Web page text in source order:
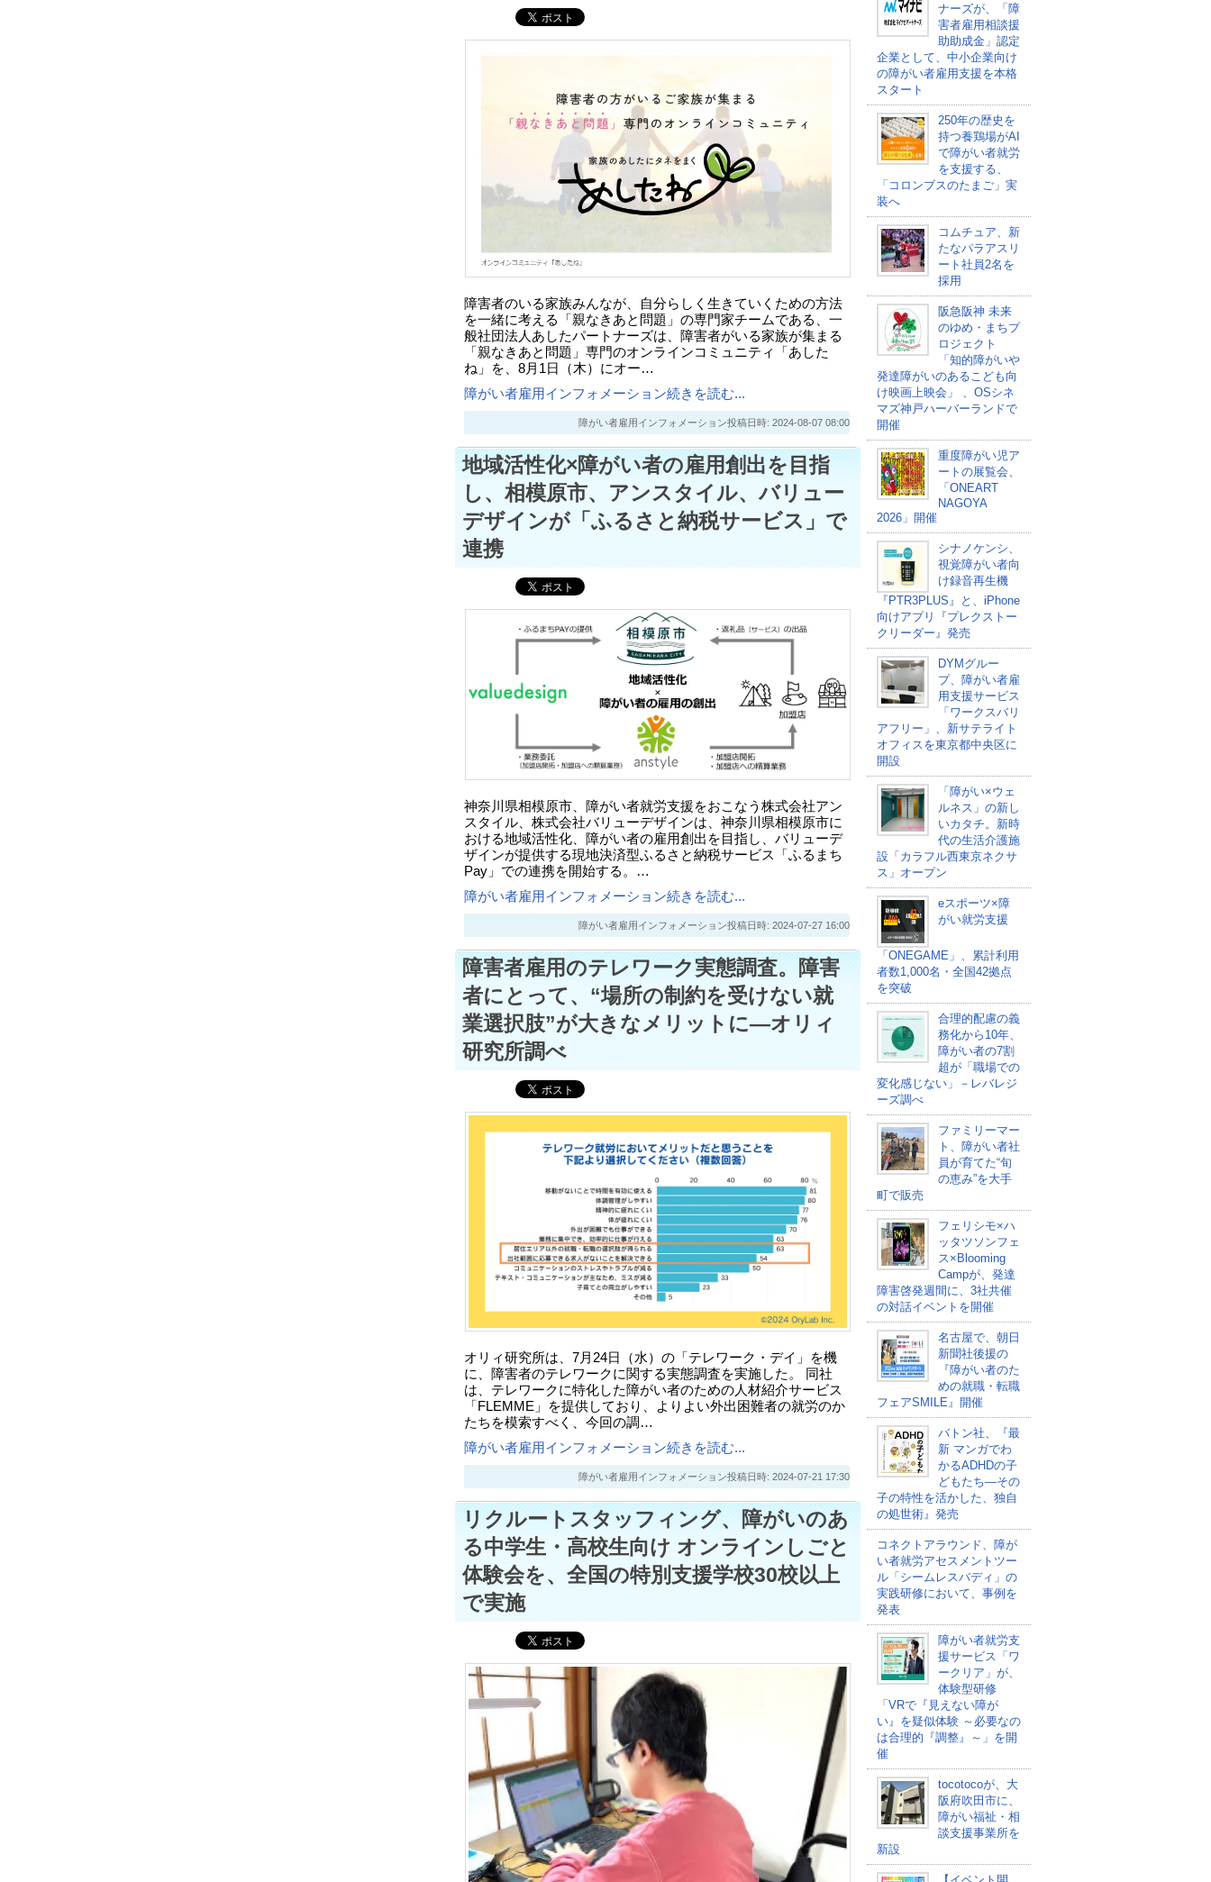
障害者のいる家族みんなが、⾃分らしく⽣きていくための⽅法
を⼀緒に考える「親なきあと問題」の専門家チームである、一
般社団法人あしたパートナーズは、障害者がいる家族が集まる
「親なきあと問題」専門のオンラインコミュニティ「あした
ね」を、8月1日（木）にオー…
障がい者雇用インフォメーション続きを読む...
障がい者雇用インフォメーション投稿日時: 2024-08-07 08:00
地域活性化×障がい者の雇用創出を目指
し、相模原市、アンスタイル、バリュー
デザインが「ふるさと納税サービス」で
連携
神奈川県相模原市、障がい者就労支援をおこなう株式会社アン
スタイル、株式会社バリューデザインは、神奈川県相模原市に
おける地域活性化、障がい者の雇用創出を目指し、バリューデ
ザインが提供する現地決済型ふるさと納税サービス「ふるまち
Pay」での連携を開始する。…
障がい者雇用インフォメーション続きを読む...
障がい者雇用インフォメーション投稿日時: 2024-07-27 16:00
障害者雇用のテレワーク実態調査。障害
者にとって、“場所の制約を受けない就
業選択肢”が大きなメリットに―オリィ
研究所調べ
オリィ研究所は、7月24日（水）の「テレワーク・デイ」を機
に、障害者のテレワークに関する実態調査を実施した。 同社
は、テレワークに特化した障がい者のための人材紹介サービス
「FLEMME」を提供しており、よりよい外出困難者の就労のか
たちを模索すべく、今回の調…
障がい者雇用インフォメーション続きを読む...
障がい者雇用インフォメーション投稿日時: 2024-07-21 17:30
リクルートスタッフィング、障がいのあ
る中学生・高校生向け オンラインしごと
体験会を、全国の特別支援学校30校以上
で実施
ナーズが、「障
害者雇用相談援
助助成金」認定
企業として、中小企業向け
の障がい者雇用支援を本格
スタート
250年の歴史を
持つ養鶏場がAI
で障がい者就労
を支援する、
「コロンブスのたまご」実
装へ
コムチュア、新
たなパラアスリ
ート社員2名を
採用
阪急阪神 未来
のゆめ・まちプ
ロジェクト
「知的障がいや
発達障がいのあるこども向
け映画上映会」 、OSシネ
マズ神戸ハーバーランドで
開催
重度障がい児ア
ートの展覧会、
「ONEART
NAGOYA
2026」開催
シナノケンシ、
視覚障がい者向
け録音再生機
『PTR3PLUS』と、iPhone
向けアプリ『プレクストー
クリーダー』発売
DYMグルー
プ、障がい者雇
用支援サービス
「ワークスバリ
アフリー」、新サテライト
オフィスを東京都中央区に
開設
「障がい×ウェ
ルネス」の新し
いカタチ。新時
代の生活介護施
設「カラフル西東京ネクサ
ス」オープン
eスポーツ×障
がい就労支援
「ONEGAME」、累計利用
者数1,000名・全国42拠点
を突破
合理的配慮の義
務化から10年、
障がい者の7割
超が「職場での
変化感じない」－レバレジ
ーズ調べ
ファミリーマー
ト、障がい者社
員が育てた“旬
の恵み”を大手
町で販売
フェリシモ×ハ
ッタツソンフェ
ス×Blooming
Campが、発達
障害啓発週間に、3社共催
の対話イベントを開催
名古屋で、朝日
新聞社後援の
『障がい者のた
めの就職・転職
フェアSMILE』開催
バトン社、『最
新 マンガでわ
かるADHDの子
どもたち―その
子の特性を活かした、独自
の処世術』発売
コネクトアラウンド、障が
い者就労アセスメントツー
ル「シームレスバディ」の
実践研修において、事例を
発表
障がい者就労支
援サービス「ワ
ークリア」が、
体験型研修
「VRで『見えない障が
い』を疑似体験 ～必要なの
は合理的『調整』～」を開
催
tocotocoが、大
阪府吹田市に、
障がい福祉・相
談支援事業所を
新設